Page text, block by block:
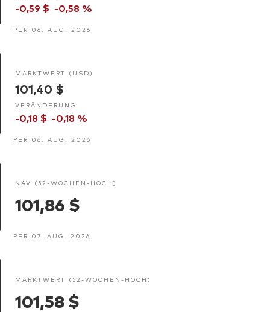
-0,59 $ -0,58 %
PER 06. AUG. 2026
MARKTWERT (USD)
101,40 $
VERÄNDERUNG
-0,18 $ -0,18 %
PER 06. AUG. 2026
NAV (52-WOCHEN-HOCH)
101,86 $
PER 07. AUG. 2026
MARKTWERT (52-WOCHEN-HOCH)
101,58 $